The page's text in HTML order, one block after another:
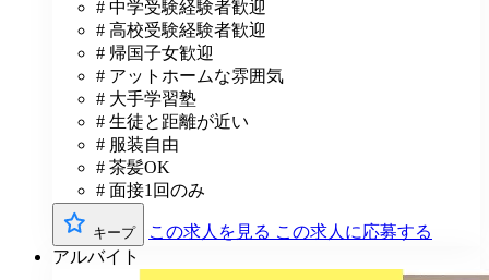
# 中学受験経験者歓迎
# 高校受験経験者歓迎
# 帰国子女歓迎
# アットホームな雰囲気
# 大手学習塾
# 生徒と距離が近い
# 服装自由
# 茶髪OK
# 面接1回のみ
キープ この求人を見る この求人に応募する
アルバイト